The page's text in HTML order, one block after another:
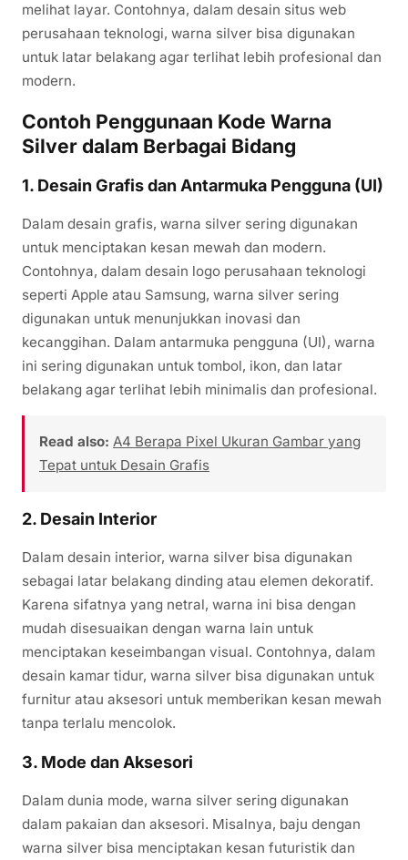
melihat layar. Contohnya, dalam desain situs web
perusahaan teknologi, warna silver bisa digunakan
untuk latar belakang agar terlihat lebih profesional dan
modern.
Contoh Penggunaan Kode Warna
Silver dalam Berbagai Bidang
1. Desain Grafis dan Antarmuka Pengguna (UI)
Dalam desain grafis, warna silver sering digunakan
untuk menciptakan kesan mewah dan modern.
Contohnya, dalam desain logo perusahaan teknologi
seperti Apple atau Samsung, warna silver sering
digunakan untuk menunjukkan inovasi dan
kecanggihan. Dalam antarmuka pengguna (UI), warna
ini sering digunakan untuk tombol, ikon, dan latar
belakang agar terlihat lebih minimalis dan profesional.
Read also: A4 Berapa Pixel Ukuran Gambar yang
Tepat untuk Desain Grafis
2. Desain Interior
Dalam desain interior, warna silver bisa digunakan
sebagai latar belakang dinding atau elemen dekoratif.
Karena sifatnya yang netral, warna ini bisa dengan
mudah disesuaikan dengan warna lain untuk
menciptakan keseimbangan visual. Contohnya, dalam
desain kamar tidur, warna silver bisa digunakan untuk
furnitur atau aksesori untuk memberikan kesan mewah
tanpa terlalu mencolok.
3. Mode dan Aksesori
Dalam dunia mode, warna silver sering digunakan
dalam pakaian dan aksesori. Misalnya, baju dengan
warna silver bisa menciptakan kesan futuristik dan